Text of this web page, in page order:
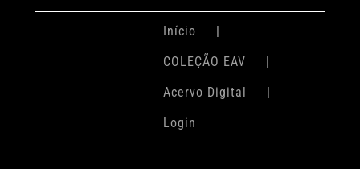
Início
COLEÇÃO EAV
Acervo Digital
Login